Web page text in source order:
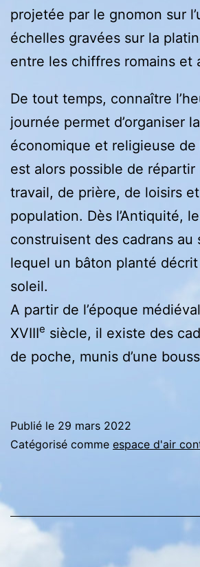
projetée par le gnomon sur
échelles gravées sur la
entre les chiffres romains et
De tout temps, connaître
journée permet d’organiser
économique et religieuse de
est alors possible de répartir
travail, de prière, de loisirs
population. Dès l’Antiquité,
construisent des cadrans au
lequel un bâton planté
soleil.
A partir de l’époque
XVIIIe siècle, il existe des
de poche, munis d’une
Publié le 29 mars 2022
Catégorisé comme espace d'air